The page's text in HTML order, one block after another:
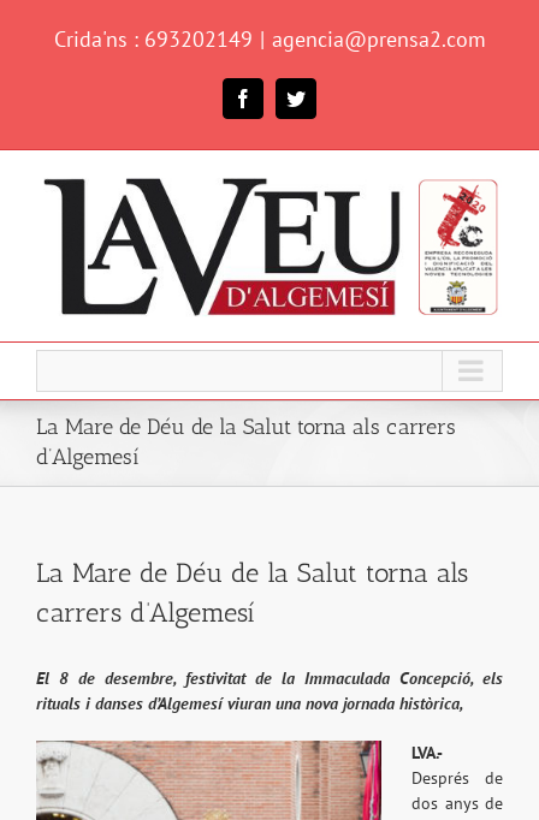
Crida'ns : 693202149 | agencia@prensa2.com
FacebookTwitter
La Mare de Déu de la Salut torna als carrers
d’Algemesí
La Mare de Déu de la Salut torna als
carrers d’Algemesí
El 8 de desembre, festivitat de la Immaculada Concepció, els
rituals i danses d’Algemesí viuran una nova jornada històrica,
LVA.-
Després de
dos anys de